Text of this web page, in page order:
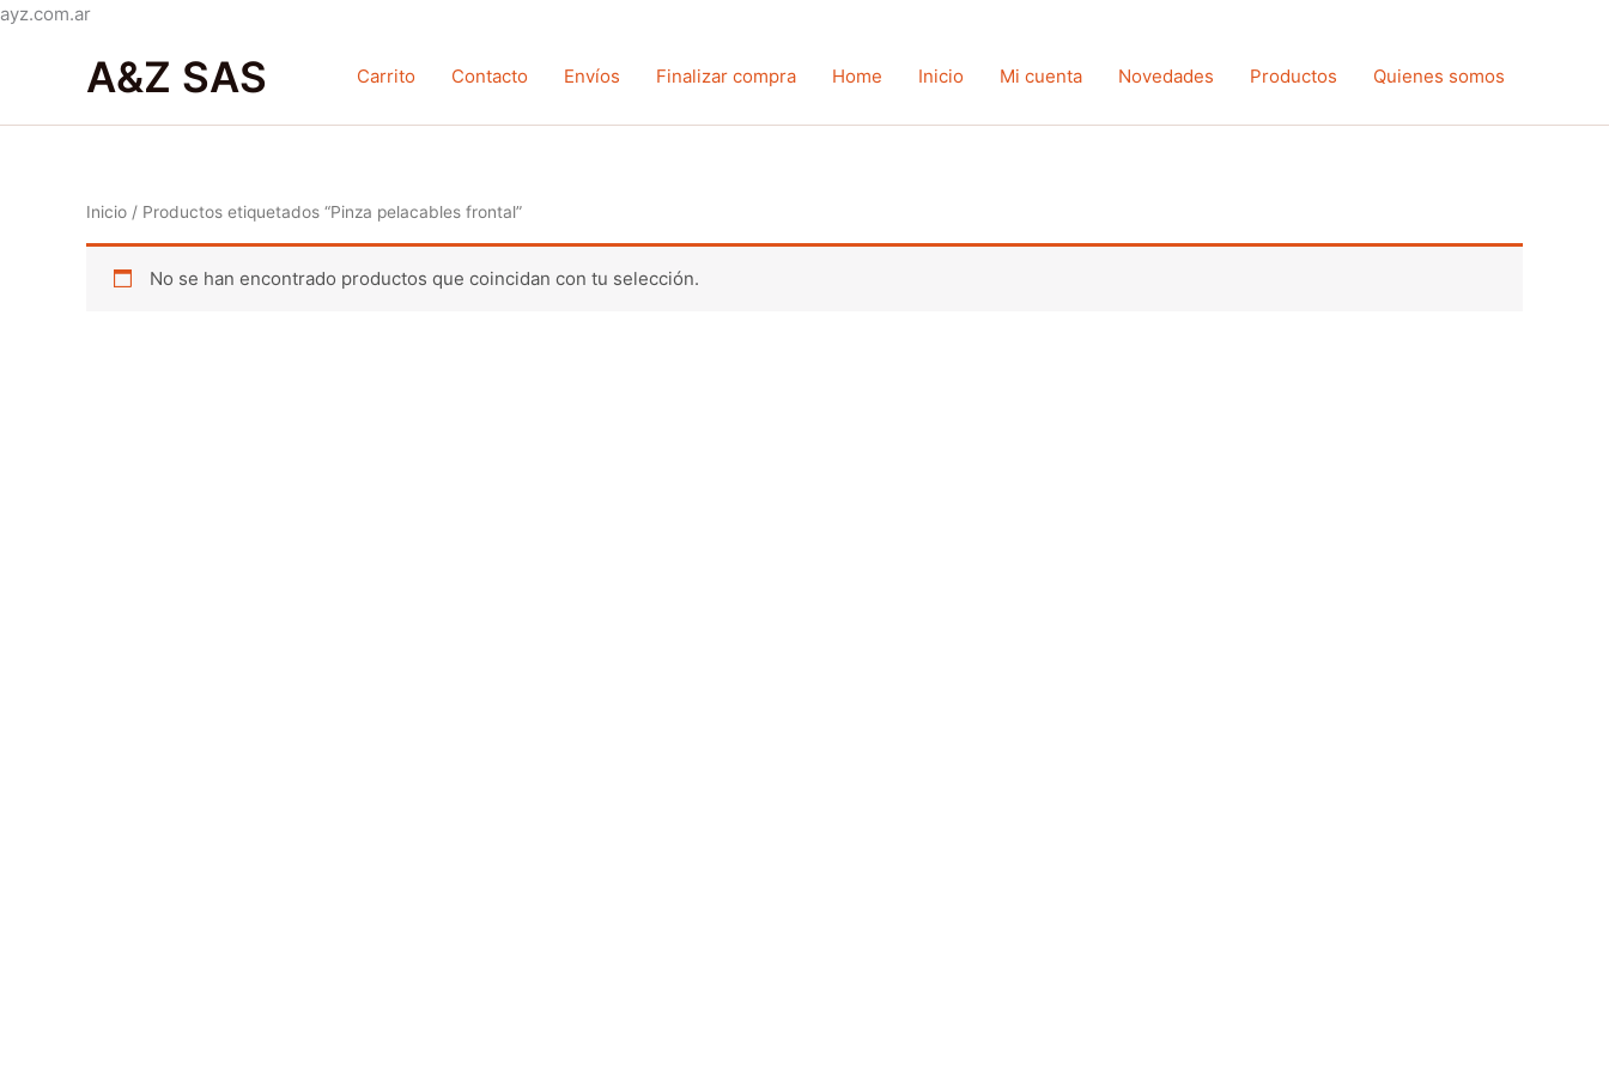
ayz.com.arIr
contenido
A&Z SAS Carrito Contacto Envíos Finalizar compra Home Inicio Mi cuenta Novedades Productos Quienes somos
Inicio / Productos etiquetados “Pinza pelacables frontal”
No se han encontrado productos que coincidan con tu selección.